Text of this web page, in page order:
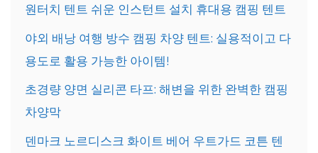
원터치 텐트 쉬운 인스턴트 설치 휴대용 캠핑 텐트
야외 배낭 여행 방수 캠핑 차양 텐트: 실용적이고 다
용도로 활용 가능한 아이템!
초경량 양면 실리콘 타프: 해변을 위한 완벽한 캠핑
차양막
덴마크 노르디스크 화이트 베어 우트가드 코튼 텐